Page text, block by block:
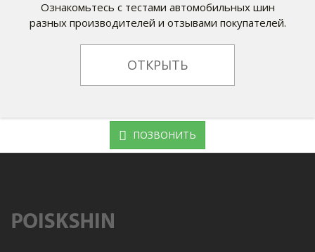
Ознакомьтесь с тестами автомобильных шин
разных производителей и отзывами покупателей.
ОТКРЫТЬ
ПОЗВОНИТЬ